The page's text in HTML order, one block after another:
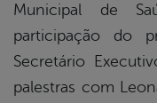
Municipal de
participação do
Secretário
palestras com